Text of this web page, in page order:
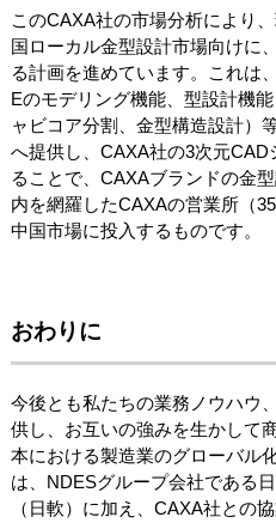
このCAXA社の市場分析により
国ローカル金型設計市場向けに
る計画を進めています。これは
Eのモデリング機能、型設計機
ャビコア分割、金型構造設計）
へ提供し、CAXA社の3次元
ることで、CAXAブランドの金
内を網羅したCAXAの営業所（
中国市場に投入するものです。
おわりに
今後とも私たちの業務ノウハウ
供し、お互いの強みを生かして
本における製造業のグローバル
は、NDESグループ会社である
（日軟）に加え、CAXA社との